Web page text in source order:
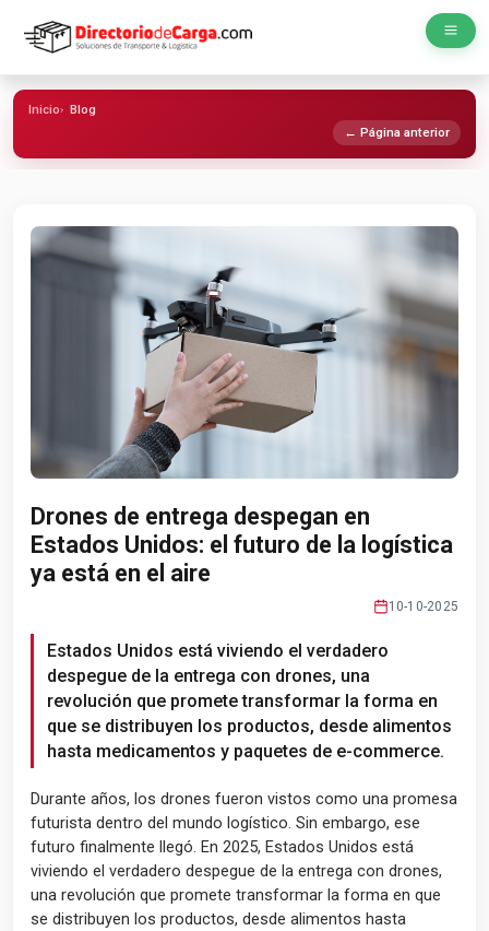
Inicio
Blog
← Página anterior
Drones de entrega despegan en
Estados Unidos: el futuro de la logística
ya está en el aire
10-10-2025
Estados Unidos está viviendo el verdadero
despegue de la entrega con drones, una
revolución que promete transformar la forma en
que se distribuyen los productos, desde alimentos
hasta medicamentos y paquetes de e-commerce.
Durante años, los drones fueron vistos como una promesa
futurista dentro del mundo logístico. Sin embargo, ese
futuro finalmente llegó. En 2025, Estados Unidos está
viviendo el verdadero despegue de la entrega con drones,
una revolución que promete transformar la forma en que
se distribuyen los productos, desde alimentos hasta